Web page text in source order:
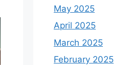
May 2025
April 2025
March 2025
February 2025